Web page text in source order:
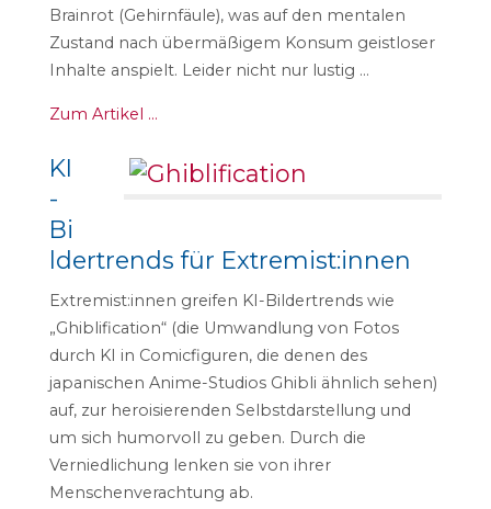
Brainrot (Gehirnfäule), was auf den mentalen
Zustand nach übermäßigem Konsum geistloser
Inhalte anspielt. Leider nicht nur lustig …
Zum Artikel …
KI
-
Bi
ldertrends für Extremist:innen
Extremist:innen greifen KI-Bildertrends wie
„Ghiblification“ (die Umwandlung von Fotos
durch KI in Comicfiguren, die denen des
japanischen Anime-Studios Ghibli ähnlich sehen)
auf, zur heroisierenden Selbstdarstellung und
um sich humorvoll zu geben. Durch die
Verniedlichung lenken sie von ihrer
Menschenverachtung ab.